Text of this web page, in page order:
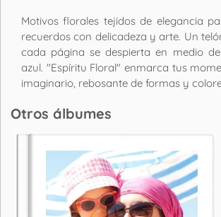
Motivos florales tejidos de elegancia
recuerdos con delicadeza y arte. Un
cada página se despierta en medio
azul. "Espíritu Floral" enmarca tus
imaginario, rebosante de formas y
Otros álbumes